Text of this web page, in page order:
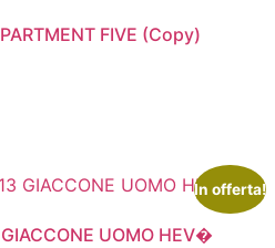
FIVE (Copy)
In offerta!
UOMO HEV�